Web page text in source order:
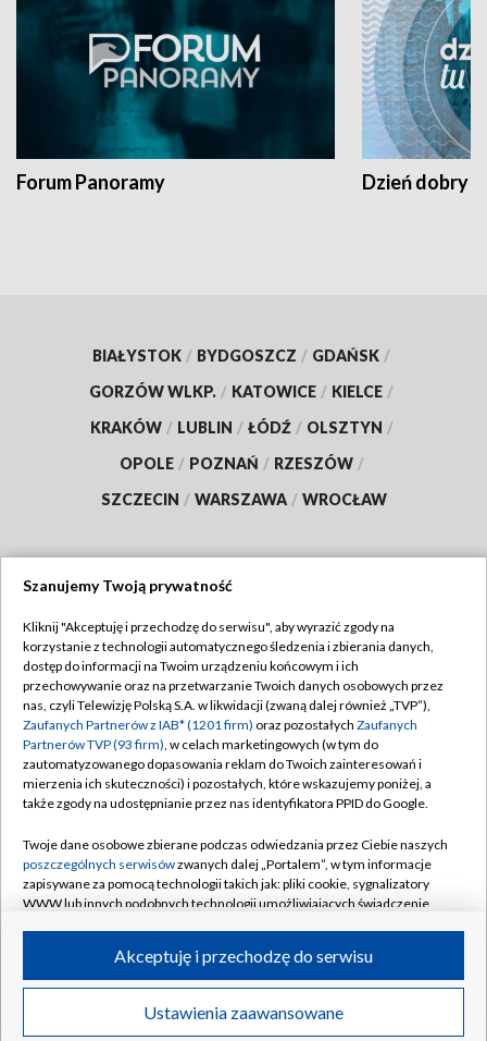
Forum Panoramy Dzień dobry
BIAŁYSTOK / BYDGOSZCZ / GDAŃSK /
GORZÓW WLKP. / KATOWICE / KIELCE /
KRAKÓW / LUBLIN / ŁÓDŹ / OLSZTYN /
OPOLE / POZNAŃ / RZESZÓW /
SZCZECIN / WARSZAWA / WROCŁAW
TVP
Abonament TVP
Emisja w TVP
Centrum informacji TVP
Naziemna Telewizja Cyfrowa
Rada Programowa
System NOS
Informacje o nadawcy
Program dla prasy
Ogłoszenie przetargowe
Regulamin TVP
Polityka prywatności
Moje zgody
Pomoc
Kontakt
Kanały
©2026 Telewizja Polska S.A. w likwidacji
Szanujemy Twoją prywatność
Kliknij "Akceptuję i przechodzę do serwisu", aby wyrazić zgody na
korzystanie z technologii automatycznego śledzenia i zbierania danych,
dostęp do informacji na Twoim urządzeniu końcowym i ich
przechowywanie oraz na przetwarzanie Twoich danych osobowych przez
nas, czyli Telewizję Polską S.A. w likwidacji (zwaną dalej również „TVP”),
Zaufanych Partnerów z IAB* (1201 firm) oraz pozostałych Zaufanych
Partnerów TVP (93 firm), w celach marketingowych (w tym do
zautomatyzowanego dopasowania reklam do Twoich zainteresowań i
mierzenia ich skuteczności) i pozostałych, które wskazujemy poniżej, a
także zgody na udostępnianie przez nas identyfikatora PPID do Google.
Twoje dane osobowe zbierane podczas odwiedzania przez Ciebie naszych
poszczególnych serwisówzwanych dalej „Portalem”, w tym informacje
zapisywane za pomocą technologii takich jak: pliki cookie, sygnalizatory
WWW lub innych podobnych technologii umożliwiających świadczenie
ruchu w Internecie.
Twoje dane osobowe zbierane podczas odwiedzania przez Ciebie
poszczególnych serwisówna Portalu, takie jak adresy IP, identyfikatory
Ustawienia zaawansowane
Akceptuję i przechodzę do serwisu